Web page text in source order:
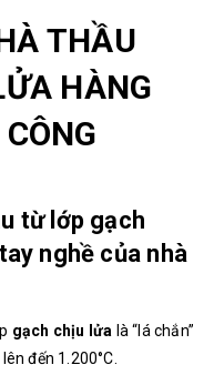
THẦU
HÀNG
từ lớp gạch
nghề của nhà
gạch chịu lửa là “lá chắn”
đến 1.200°C.